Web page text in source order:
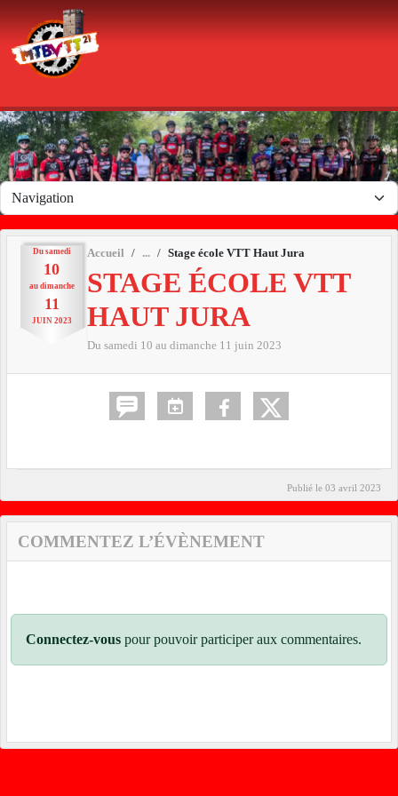
Du samedi
10
au dimanche
11
JUIN 2023
Accueil Stage école VTT Haut Jura
STAGE ÉCOLE VTT
HAUT JURA
Du samedi 10 au dimanche 11 juin 2023
Publié le 03 avril 2023
COMMENTEZ L’ÉVÈNEMENT
Connectez-vous pour pouvoir participer aux commentaires.
Panneau de gestion des cookies